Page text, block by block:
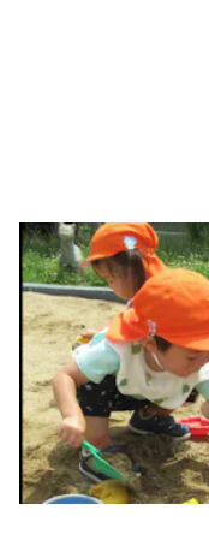
今日のお散歩は大好きな
自園は園庭がありません
子どもの成長・興味・季
カートに乗ってお散歩
かげで無理なくしっか